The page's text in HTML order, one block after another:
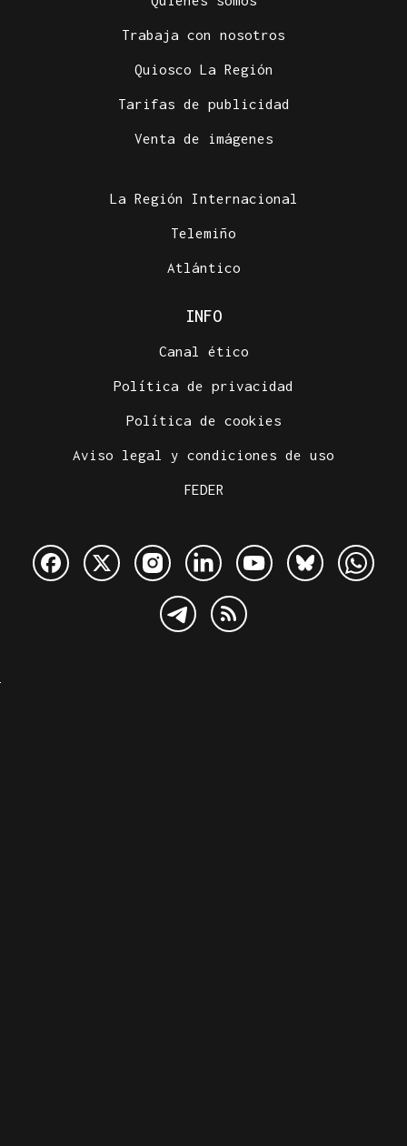
Trabaja con nosotros
Quiosco La Región
Tarifas de publicidad
Venta de imágenes
La Región Internacional
Telemiño
Atlántico
INFO
Canal ético
Política de privacidad
Política de cookies
Aviso legal y condiciones de uso
FEDER